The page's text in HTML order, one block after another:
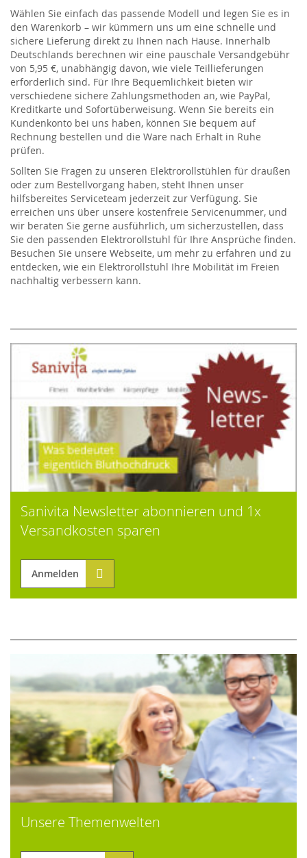
Sanivita Newsletter abonnieren und 1x
Versandkosten sparen
Anmelden
Unsere Themenwelten
Wählen Sie einfach das passende Modell und legen Sie es in
den Warenkorb – wir kümmern uns um eine schnelle und
sichere Lieferung direkt zu Ihnen nach Hause. Innerhalb
Deutschlands berechnen wir eine pauschale Versandgebühr
von 5,95 €, unabhängig davon, wie viele Teillieferungen
erforderlich sind. Für Ihre Bequemlichkeit bieten wir
verschiedene sichere Zahlungsmethoden an, wie PayPal,
Kreditkarte und Sofortüberweisung. Wenn Sie bereits ein
Kundenkonto bei uns haben, können Sie bequem auf
Rechnung bestellen und die Ware nach Erhalt in Ruhe
prüfen.
Sollten Sie Fragen zu unseren Elektrorollstühlen für draußen
oder zum Bestellvorgang haben, steht Ihnen unser
hilfsbereites Serviceteam jederzeit zur Verfügung. Sie
erreichen uns über unsere kostenfreie Servicenummer, und
wir beraten Sie gerne ausführlich, um sicherzustellen, dass
Sie den passenden Elektrorollstuhl für Ihre Ansprüche finden.
Besuchen Sie unsere Webseite, um mehr zu erfahren und zu
entdecken, wie ein Elektrorollstuhl Ihre Mobilität im Freien
nachhaltig verbessern kann.